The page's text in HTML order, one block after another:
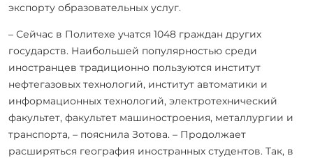
экспорту образовательных услуг.
– Сейчас в Политехе учатся 1048 граждан других
государств. Наибольшей популярностью среди
иностранцев традиционно пользуются институт
нефтегазовых технологий, институт автоматики и
информационных технологий, электротехнический
факультет, факультет машиностроения, металлургии и
транспорта, – пояснила Зотова. – Продолжает
расширяться география иностранных студентов. Так, в